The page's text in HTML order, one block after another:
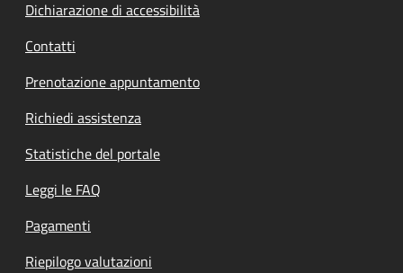
Dichiarazione di accessibilità
Contatti
Prenotazione appuntamento
Richiedi assistenza
Statistiche del portale
Leggi le FAQ
Pagamenti
Riepilogo valutazioni